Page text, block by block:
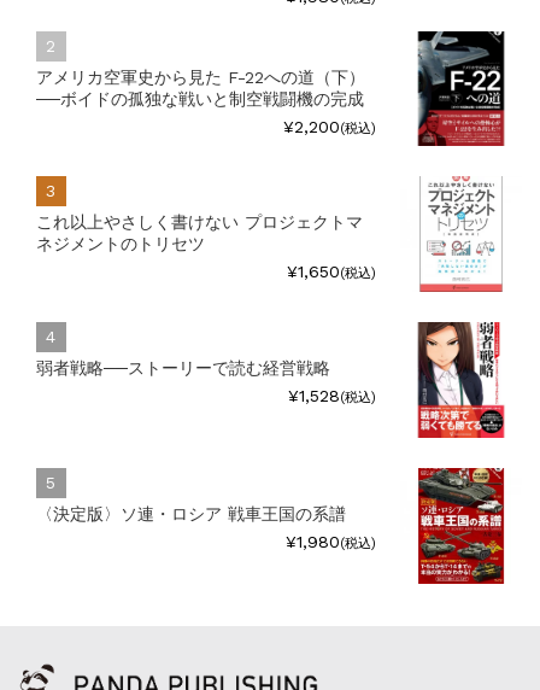
アメリカ空軍史から見た F-22への道（下）
──ボイドの孤独な戦いと制空戦闘機の完成
¥2,200(税込)
これ以上やさしく書けない プロジェクトマ
ネジメントのトリセツ
¥1,650(税込)
弱者戦略──ストーリーで読む経営戦略
¥1,528(税込)
〈決定版〉ソ連・ロシア 戦車王国の系譜
¥1,980(税込)